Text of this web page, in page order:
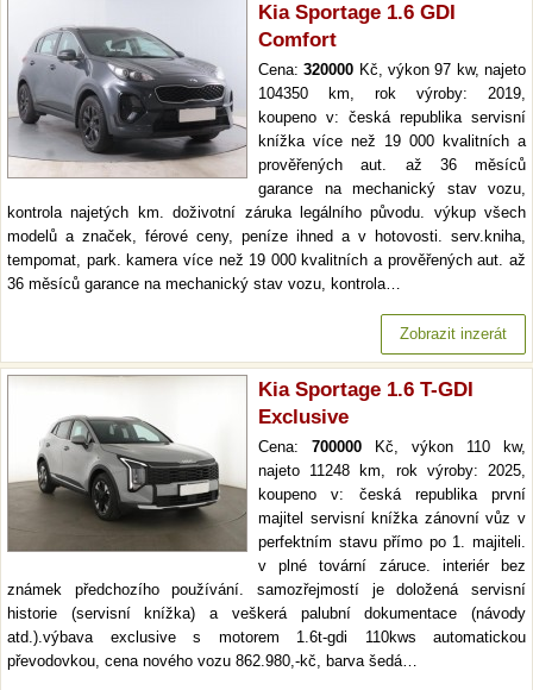
Kia Sportage 1.6 GDI
Comfort
Cena:320000 Kč, výkon 97 kw, najeto
104350 km, rok výroby: 2019,
koupeno v: česká republika servisní
knížka více než 19 000 kvalitních a
prověřených aut. až 36 měsíců
garance na mechanický stav vozu,
kontrola najetých km. doživotní záruka legálního původu. výkup všech
modelů a značek, férové ceny, peníze ihned a v hotovosti. serv.kniha,
tempomat, park. kamera více než 19 000 kvalitních a prověřených aut. až
36 měsíců garance na mechanický stav vozu, kontrola…
Zobrazit inzerát
Kia Sportage 1.6 T-GDI
Exclusive
Cena: 700000 Kč, výkon 110 kw,
najeto 11248 km, rok výroby: 2025,
koupeno v: česká republika první
majitel servisní knížka zánovní vůz v
perfektním stavu přímo po 1. majiteli.
v plné tovární záruce. interiér bez
známek předchozího používání. samozřejmostí je doložená servisní
historie (servisní knížka) a veškerá palubní dokumentace (návody
atd.).výbava exclusive s motorem 1.6t-gdi 110kws automatickou
převodovkou, cena nového vozu 862.980,-kč, barva šedá…